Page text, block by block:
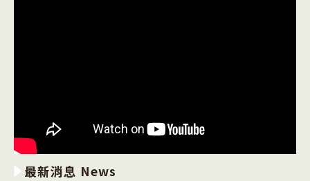
最新消息 News